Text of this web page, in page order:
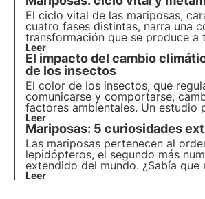
sus implicaciones para la
El ciclo vital de las mariposas,
cuatro fases distintas, narra una
transformación que se produce a
fenómeno llamado metamorfosis.
sobre la dinámica de este
y descubre un dato interesante
de las mariposas.
Leer
El impacto del cambio
de los insectos
El color de los insectos, que
comunicarse y comportarse,
factores ambientales. Un estudio
Ecology & Evolution examina
climático afecta a estos colores,
comunicación, la reproducción y
fisiológicas.
Leer
Mariposas: 5 curiosidades
Las mariposas pertenecen al
lepidópteros, el segundo más
extendido del mundo. ¿Sabía que
mariposas son inofensivas? ¿Y
Leer